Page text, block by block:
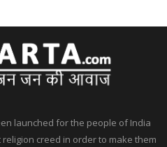
launched for the people of India
creed in order to make them